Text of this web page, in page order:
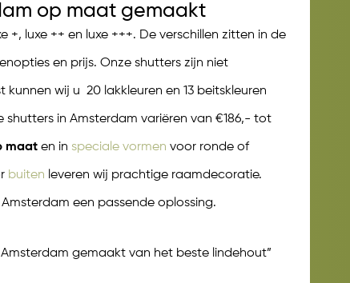
op maat gemaakt
+, luxe ++ en luxe +++. De verschillen zitten in de
en prijs. Onze shutters zijn niet
kunnen wij u 20 lakkleuren en 13 beitskleuren
in Amsterdam variëren van €186,- tot
maat en in speciale vormen voor ronde of
buiten leveren wij prachtige raamdecoratie.
een passende oplossing.
gemaakt van het beste lindehout”